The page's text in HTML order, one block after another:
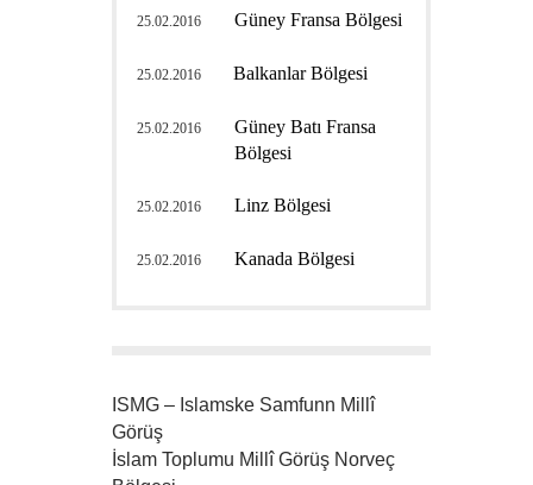
25.02.2016 Güney Fransa Bölgesi
25.02.2016 Balkanlar Bölgesi
25.02.2016
Güney Batı Fransa
Bölgesi
25.02.2016 Linz Bölgesi
25.02.2016 Kanada Bölgesi
ISMG – Islamske Samfunn Millî
Görüş
İslam Toplumu Millî Görüş Norveç